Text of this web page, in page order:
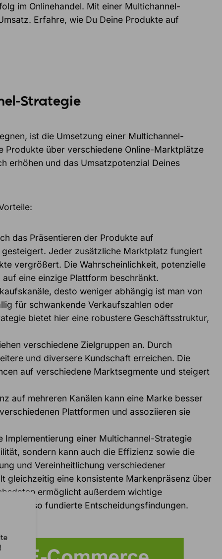
im Onlinehandel. Mit einer Multichannel-
Erfahre, wie Du Deine Produkte auf
Strategie
ist die Umsetzung einer Multichannel-
Produkte über verschiedene Online-Marktplätze
erhöhen und das Umsatzpotenzial Deines
das Präsentieren der Produkte auf
Jeder zusätzliche Marktplatz fungiert
vergrößert. Die Wahrscheinlichkeit, potenzielle
eine einzige Plattform beschränkt.
desto weniger abhängig ist man von
für schwankende Verkaufszahlen oder
bietet hier eine robustere Geschäftsstruktur,
verschiedene Zielgruppen an. Durch
und diversere Kundschaft erreichen. Die
auf verschiedene Marktsegmente und steigert
auf mehreren Kanälen kann eine Marke besser
Plattformen und assoziieren sie
Implementierung einer Multichannel-Strategie
sondern kann auch die Effizienz sowie die
und Vereinheitlichung verschiedener
gleichzeitig eine konsistente Markenpräsenz über
ermöglicht außerdem wichtige
so fundierte Entscheidungsfindungen.